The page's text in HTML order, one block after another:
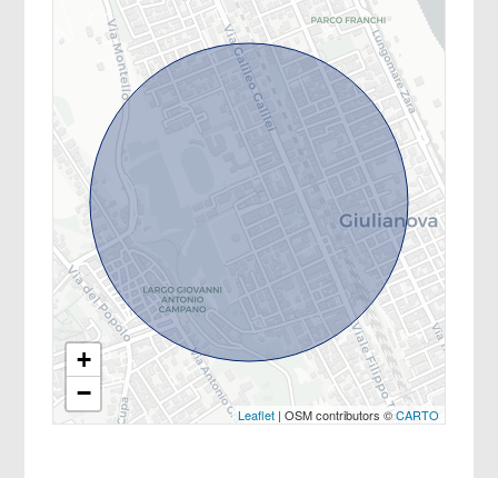
+
−
Leaflet| OSM contributors ©CARTO